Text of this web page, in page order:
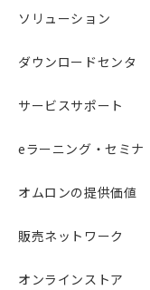
ソリューション
ダウンロードセンタ
サービスサポート
eラーニング・セミナ
オムロンの提供価値
販売ネットワーク
オンラインストア